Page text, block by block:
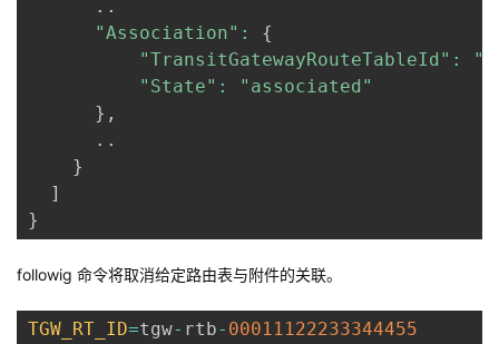
. .
"Association" :
{
"TransitGatewayRouteTableId" :
"State" :
"associated"
} ,
. .
}
]
}
followig 命令将取消给定路由表与附件的关联。
TGW_RT_ID=tgw- rtb- 00011122233344455